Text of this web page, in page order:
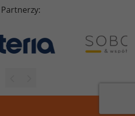
Partnerzy: